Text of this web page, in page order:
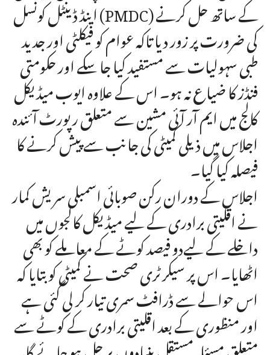
اینڈ ڈینٹل کونسل (PMDC) کے ساتھ حل کرنے
کی ضرورت پر زور دیا تاکہ عوام کو فیکلٹی اور جدید
طبی سہولیات سے مستفید کیا جا سکے اور حکومتی
فنڈز کا ضیاع نہ ہو۔ اس کے علاوہ ایوب میڈیکل
کالج میں ایم آر آئی مشین سے متعلق رپورٹ آئندہ
اجلاس میں ذیلی کمیٹی کی جانب سے پیش کرنے کا
فیصلہ کیا گیا۔
اجلاس کے دوران رکن صوبائی اسمبلی سریش کمار
نے اقلیتی برادری کے لیے میڈیکل کالجوں میں
داخلے کے لیےدو فیصد کوٹے کے معاملے کو بھی
اٹھایا۔ اس پر سیکرٹری صحت نے کمیٹی کو بتایا کہ
اس حوالے سے ڈرافٹ سمری تیار کر لی گئی ہے
اور منظوری کے بعد اقلیتی برادری کے کوٹے سے